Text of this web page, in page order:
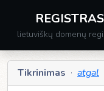
REGISTRAS
lietuviškų domenų
Tikrinimas · atgal